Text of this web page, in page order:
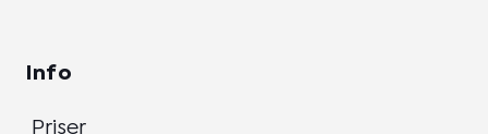
Info
Priser